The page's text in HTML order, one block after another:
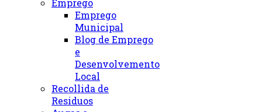
Emprego
Emprego
Municipal
Blog de Emprego
e
Desenvolvemento
Local
Recollida de
Residuos